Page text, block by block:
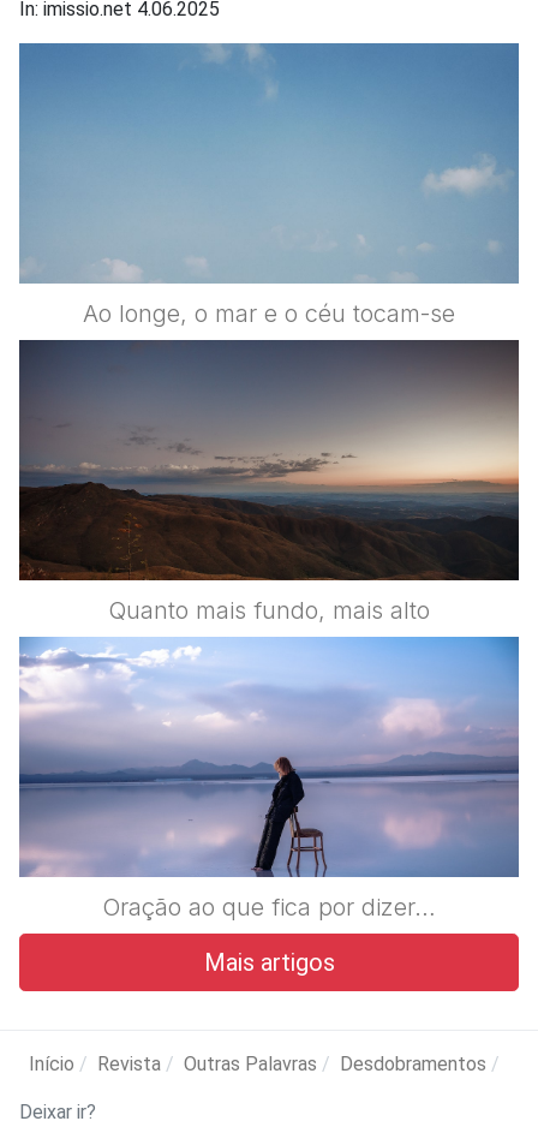
In: imissio.net 4.06.2025
Ao longe, o mar e o céu tocam-se
Quanto mais fundo, mais alto
Oração ao que fica por dizer…
Mais artigos
Início Revista Outras Palavras Desdobramentos
Deixar ir?